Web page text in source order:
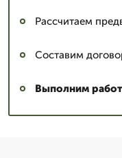
Рассчитаем
Составим
Выполним